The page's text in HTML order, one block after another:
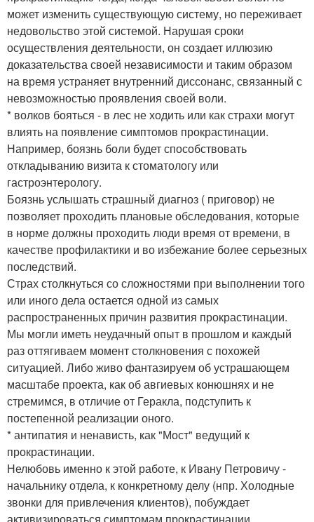
может изменить существующую систему, но переживает
недовольство этой системой. Нарушая сроки
осуществления деятельности, он создает иллюзию
доказательства своей независимости и таким образом
на время устраняет внутренний диссонанс, связанный с
невозможностью проявления своей воли.
* волков бояться - в лес не ходить или как страхи могут
влиять на появление симптомов прокрастинации.
Например, боязнь боли будет способствовать
откладыванию визита к стоматологу или
гастроэнтерологу.
Боязнь услышать страшный диагноз ( приговор) не
позволяет проходить плановые обследования, которые
в норме должны проходить люди время от времени, в
качестве профилактики и во избежание более серьезных
последствий.
Страх столкнуться со сложностями при выполнении того
или иного дела остается одной из самых
распространенных причин развития прокрастинации.
Мы могли иметь неудачный опыт в прошлом и каждый
раз оттягиваем момент столкновения с похожей
ситуацией. Либо живо фантазируем об устрашающем
масштабе проекта, как об авгиевых конюшнях и не
стремимся, в отличие от Геракла, подступить к
постепенной реализации оного.
* антипатия и ненависть, как "Мост" ведущий к
прокрастинации.
Нелюбовь именно к этой работе, к Ивану Петровичу -
начальнику отдела, к конкретному делу (нпр. Холодные
звонки для привлечения клиентов), побуждает
активизироваться симптомам прокрастинации.